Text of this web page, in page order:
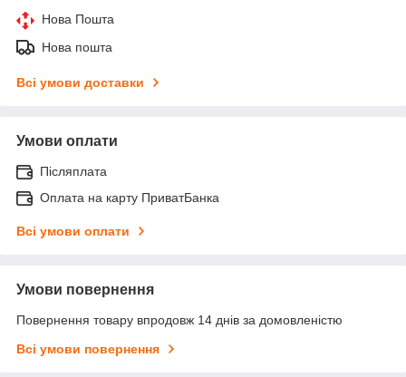
Нова Пошта
Нова пошта
Всі умови доставки
Умови оплати
Післяплата
Оплата на карту ПриватБанка
Всі умови оплати
Умови повернення
Повернення товару впродовж 14 днів за домовленістю
Всі умови повернення